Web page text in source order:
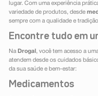
lugar. Com uma experiência
variedade de produtos, desde
sempre com a qualidade e
Encontre tudo em
Na Drogal , você tem acesso a
atendem desde os cuidados
da sua saúde e bem-estar:
Medicamentos